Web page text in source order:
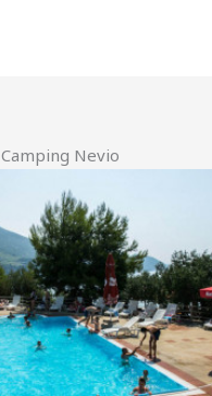
Camping Nevio